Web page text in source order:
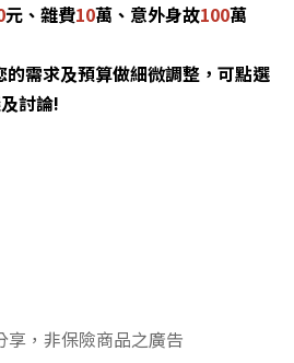
元、雜費10萬、意外身故100萬
需求及預算做細微調整，可點選
討論!
，非保險商品之廣告